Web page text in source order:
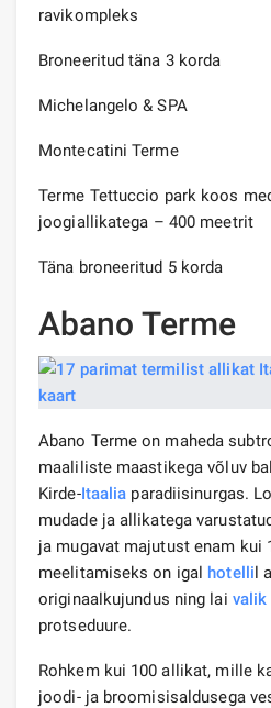
ravikompleks
Broneeritud täna 3 korda
Michelangelo & SPA
Montecatini Terme
Terme Tettuccio park koos
joogiallikatega – 400 meetrit
Täna broneeritud 5 korda
Abano Terme
Abano Terme on maheda
maaliliste maastikega võluv
Kirde-Itaalia paradiisinurgas.
mudade ja allikatega
ja mugavat majutust enam kui
meelitamiseks on igal hotellil
originaalkujundus ning lai valik
protseduure.
Rohkem kui 100 allikat, mille
joodi- ja broomisisaldusega